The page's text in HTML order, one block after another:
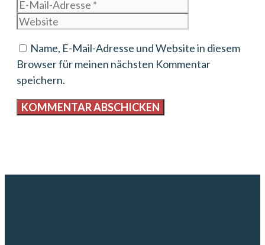
Name, E-Mail-Adresse und Website in diesem
Browser für meinen nächsten Kommentar
speichern.